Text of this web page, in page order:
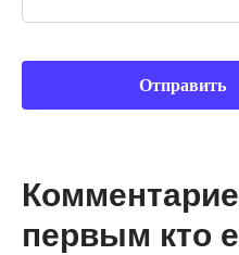
первым кто